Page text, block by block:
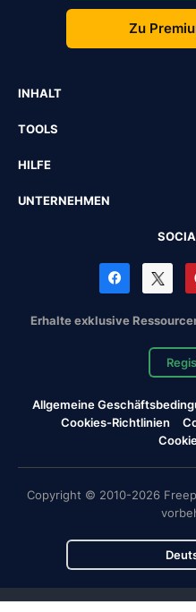
Zu
INHALT
TOOLS
HILFE
UNTERNEHMEN
Erhalte exklusive
Allgemeine
Cookies-Richtlinien
Copyright © 2010-2026